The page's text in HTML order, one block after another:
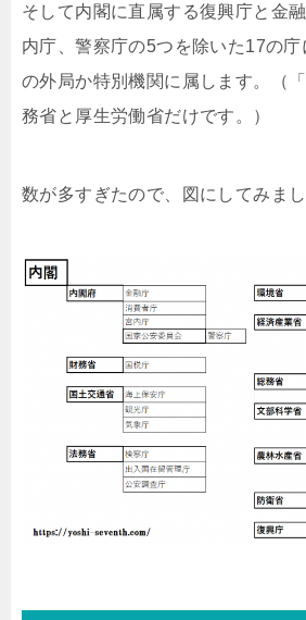
そして内閣に直属する復興庁と金
内庁、警察庁の5つを除いた17の庁
の外局か特別機関に属します。（
務省と厚生労働省だけです。）
数が多すぎたので、図にしてみまし